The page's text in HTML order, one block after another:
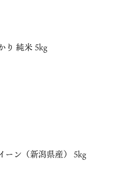
り 純米 5kg
ーン（新潟県産） 5kg